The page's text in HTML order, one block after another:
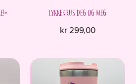
Lykkekrus Deg og meg
kr299,00